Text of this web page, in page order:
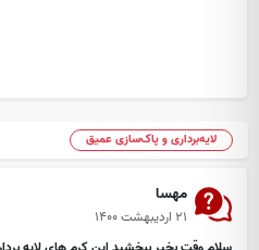
لایه‌برداری و پاک‌سازی عمیق
مهسا
۲۱ اردیبهشت ۱۴۰۰